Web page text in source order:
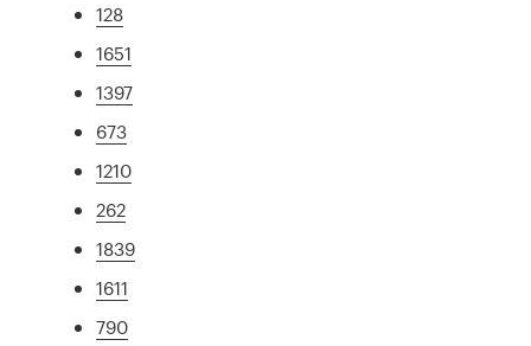
128
1651
1397
673
1210
262
1839
1611
790